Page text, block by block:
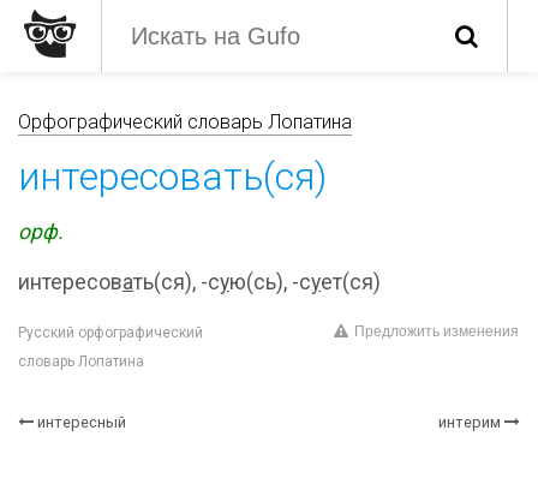
Орфографический словарь Лопатина
интересовать(ся)
орф.
интересовать(ся), -сую(сь), -сует(ся)
Русский орфографический
словарь Лопатина
Предложить изменения
интересный интерим